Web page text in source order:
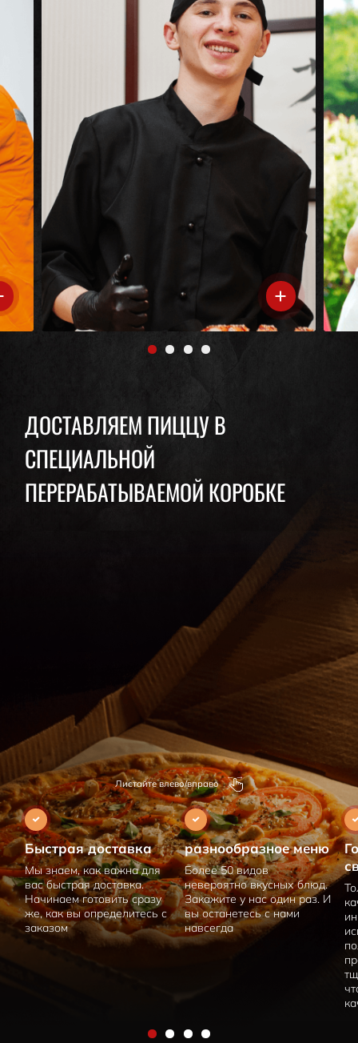
ДОСТАВЛЯЕМ ПИЦЦУ В
СПЕЦИАЛЬНОЙ
ПЕРЕРАБАТЫВАЕМОЙ КОРОБКЕ
Листайте влево/вправо
Быстрая доставка
Мы знаем, как важна для
вас быстрая доставка.
Начинаем готовить сразу
же, как вы определитесь с
заказом
разнообразное меню
Более 50 видов
невероятно вкусных блюд.
Закажите у нас один раз. И
вы останетесь с нами
навсегда